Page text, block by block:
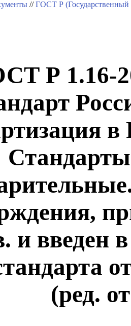
//ГОСТ Р (Государственный
Р 1.16-
в
и введен
(ред.